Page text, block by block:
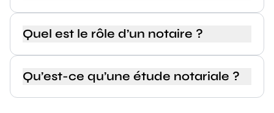
Quel est le rôle d’un notaire ?
Qu’est-ce qu’une étude notariale ?